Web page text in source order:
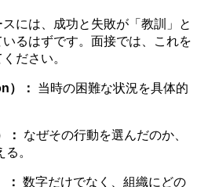
には、成功と失敗が「教訓」と
るはずです。面接では、これを
ださい。
）：
当時の困難な状況を具体的
：
なぜその行動を選んだのか、
。
： 数字だけでなく、組織にどの